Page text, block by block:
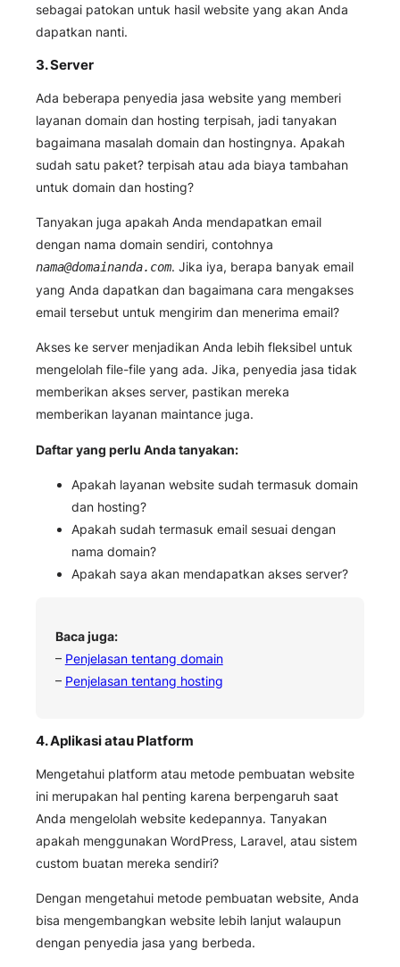
sebagai patokan untuk hasil website yang akan Anda
dapatkan nanti.
3. Server
Ada beberapa penyedia jasa website yang memberi
layanan domain dan hosting terpisah, jadi tanyakan
bagaimana masalah domain dan hostingnya. Apakah
sudah satu paket? terpisah atau ada biaya tambahan
untuk domain dan hosting?
Tanyakan juga apakah Anda mendapatkan email
dengan nama domain sendiri, contohnya
nama@domainanda.com. Jika iya, berapa banyak email
yang Anda dapatkan dan bagaimana cara mengakses
email tersebut untuk mengirim dan menerima email?
Akses ke server menjadikan Anda lebih fleksibel untuk
mengelolah file-file yang ada. Jika, penyedia jasa tidak
memberikan akses server, pastikan mereka
memberikan layanan maintance juga.
Daftar yang perlu Anda tanyakan:
Apakah layanan website sudah termasuk domain
dan hosting?
Apakah sudah termasuk email sesuai dengan
nama domain?
Apakah saya akan mendapatkan akses server?
Baca juga:
– Penjelasan tentang domain
– Penjelasan tentang hosting
4. Aplikasi atau Platform
Mengetahui platform atau metode pembuatan website
ini merupakan hal penting karena berpengaruh saat
Anda mengelolah website kedepannya. Tanyakan
apakah menggunakan WordPress, Laravel, atau sistem
custom buatan mereka sendiri?
Dengan mengetahui metode pembuatan website, Anda
bisa mengembangkan website lebih lanjut walaupun
dengan penyedia jasa yang berbeda.